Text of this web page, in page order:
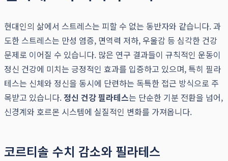
현대인의 삶에서 스트레스는 피할 수 없는 동반자와 같습니다. 과
도한 스트레스는 만성 염증, 면역력 저하, 우울감 등 심각한 건강
문제로 이어질 수 있습니다. 많은 연구 결과들이 규칙적인 운동이
정신 건강에 미치는 긍정적인 효과를 입증하고 있으며, 특히 필라
테스는 신체와 정신을 동시에 단련하는 독특한 접근 방식으로 주
목받고 있습니다. 정신 건강 필라테스는 단순한 기분 전환을 넘어,
신경계와 호르몬 시스템에 실질적인 변화를 가져옵니다.
코르티솔 수치 감소와 필라테스